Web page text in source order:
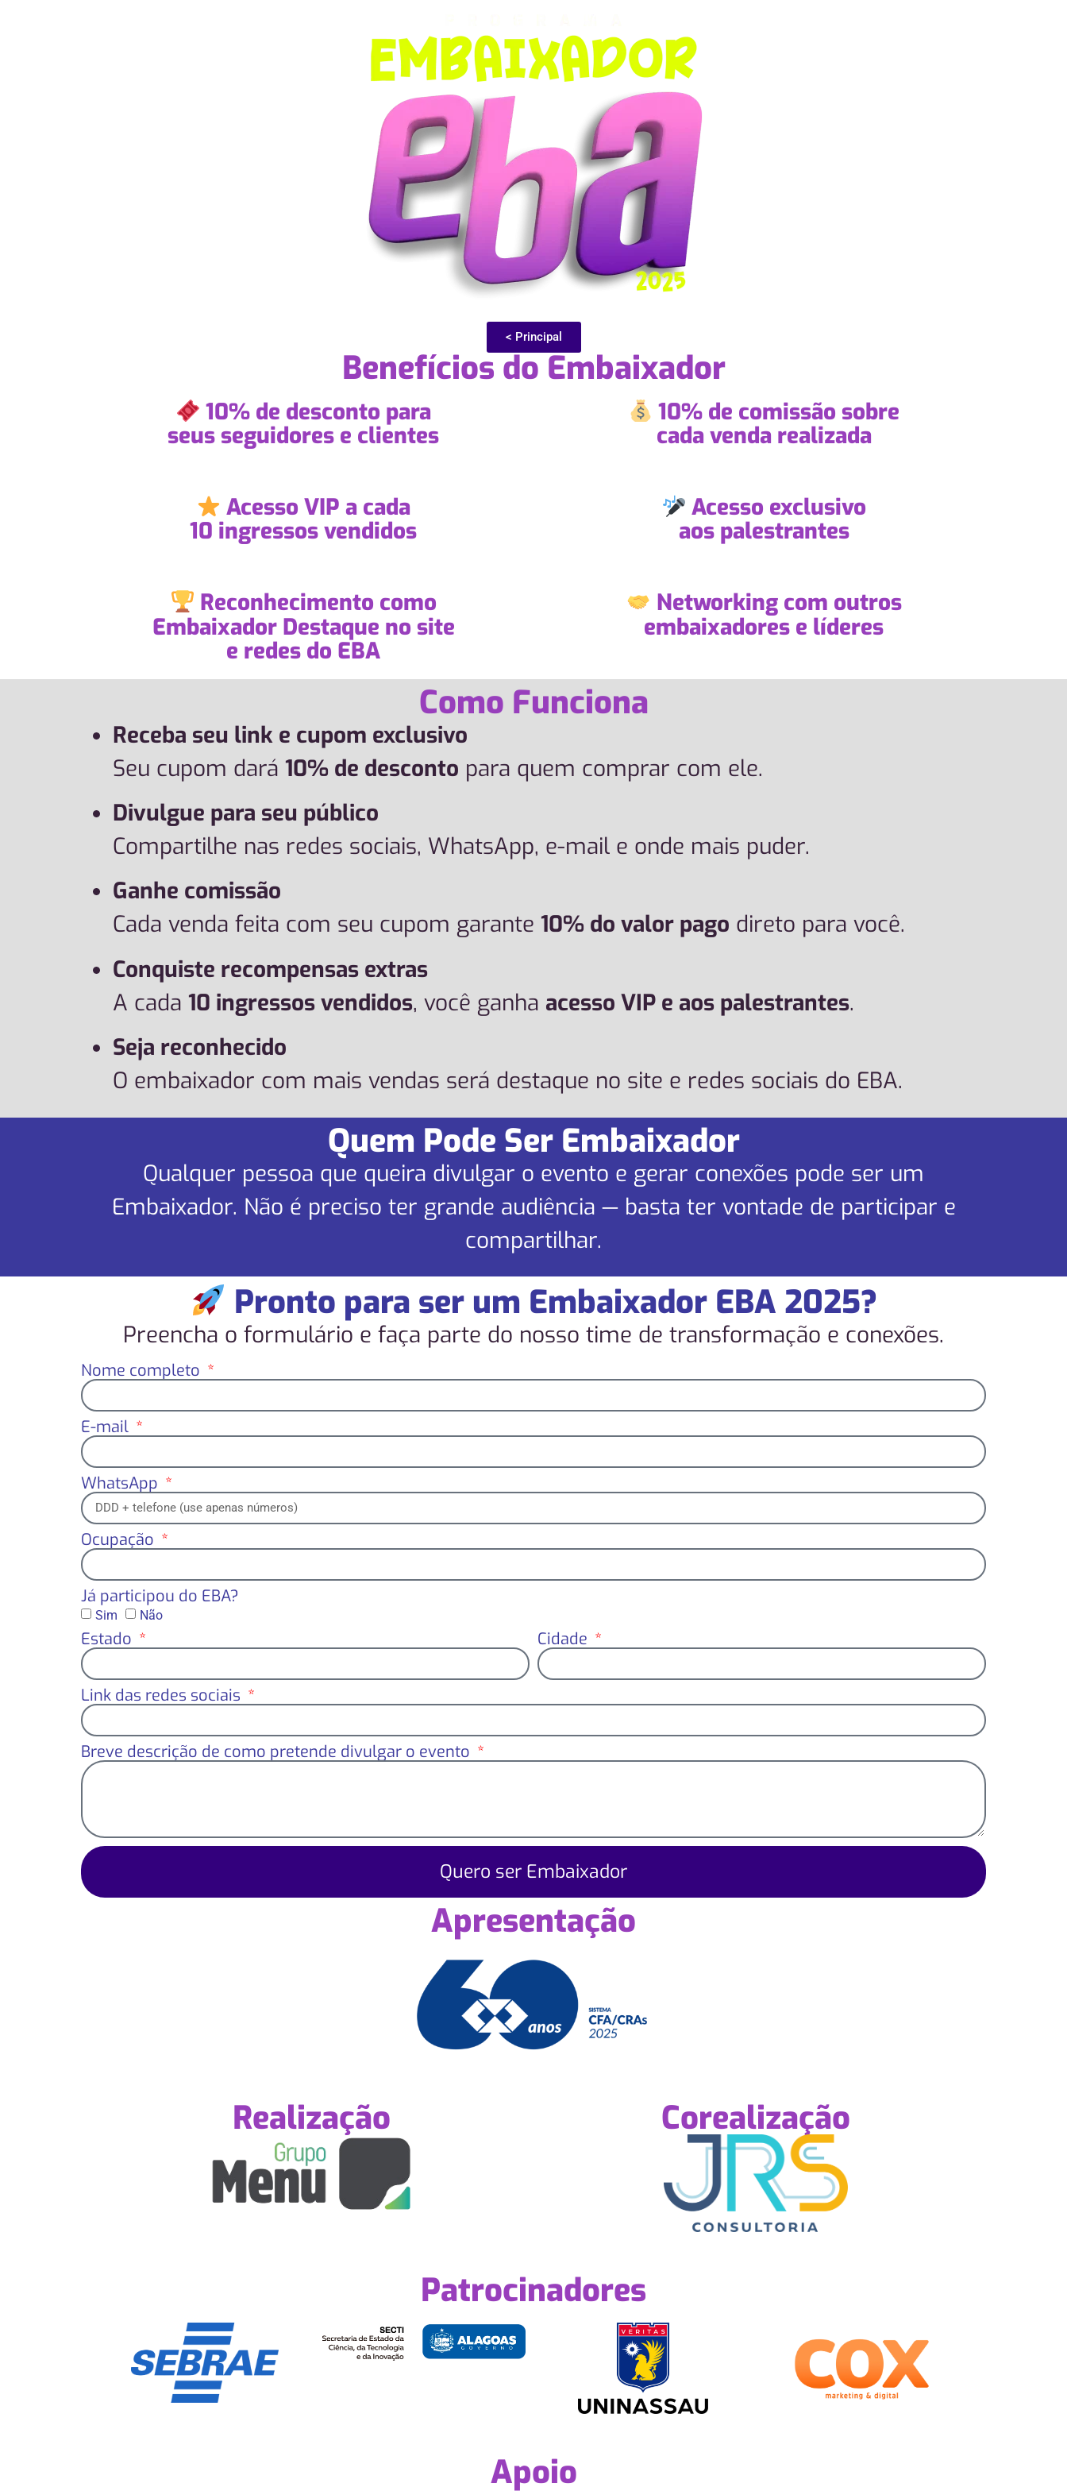
< Principal
Benefícios do Embaixador
10% de desconto para
seus seguidores e clientes
10% de comissão sobre
cada venda realizada
Acesso VIP a cada
10 ingressos vendidos
Acesso exclusivo
aos palestrantes
Reconhecimento como
Embaixador Destaque no site
e redes do EBA
Networking com outros
embaixadores e líderes
Como Funciona
Receba seu link e cupom exclusivo
Seu cupom dará 10% de desconto para quem comprar com ele.
Divulgue para seu público
Compartilhe nas redes sociais, WhatsApp, e-mail e onde mais puder.
Ganhe comissão
Cada venda feita com seu cupom garante 10% do valor pago direto para você.
Conquiste recompensas extras
A cada 10 ingressos vendidos, você ganha acesso VIP e aos palestrantes.
Seja reconhecido
O embaixador com mais vendas será destaque no site e redes sociais do EBA.
Quem Pode Ser Embaixador
Qualquer pessoa que queira divulgar o evento e gerar conexões pode ser um
Embaixador. Não é preciso ter grande audiência — basta ter vontade de participar e
compartilhar.
Pronto para ser um Embaixador EBA 2025?
Preencha o formulário e faça parte do nosso time de transformação e conexões.
Nome completo
E-mail
WhatsApp
Ocupação
Já participou do EBA?
Sim Não
Estado Cidade
Link das redes sociais
Breve descrição de como pretende divulgar o evento
Quero ser Embaixador
Apresentação
Realização Corealização
Patrocinadores
Apoio